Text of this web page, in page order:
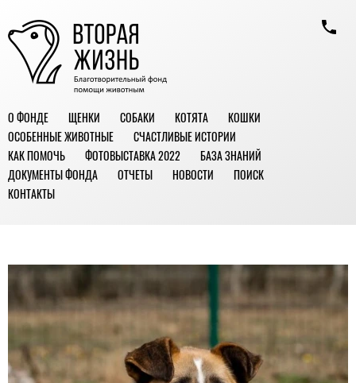
О ФОНДЕ ЩЕНКИ СОБАКИ КОТЯТА
КОШКИ
ОСОБЕННЫЕ ЖИВОТНЫЕ
СЧАСТЛИВЫЕ ИСТОРИИ
КАК ПОМОЧЬ
ФОТОВЫСТАВКА 2022
БАЗА ЗНАНИЙ
ДОКУМЕНТЫ ФОНДА
ОТЧЕТЫ НОВОСТИ
ПОИСК
КОНТАКТЫ